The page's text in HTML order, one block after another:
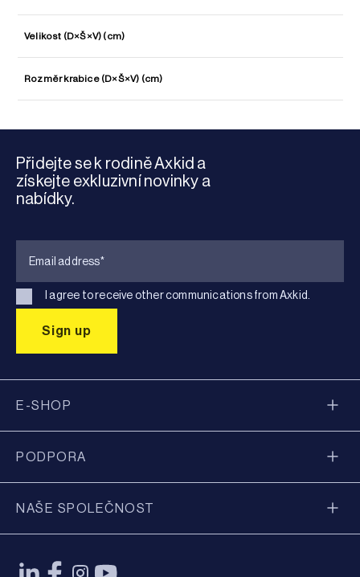
Velikost (D×Š×V) (cm)
Rozměr krabice (D×Š×V) (cm)
Přidejte se k rodině Axkid a
získejte exkluzivní novinky a
nabídky.
I agree to receive other communications from Axkid.
E-SHOP
PODPORA
NAŠE SPOLEČNOST